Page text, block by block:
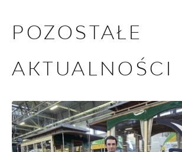
POZOSTAŁE
AKTUALNOŚCI